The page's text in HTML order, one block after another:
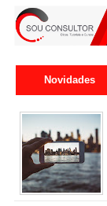
Novidades